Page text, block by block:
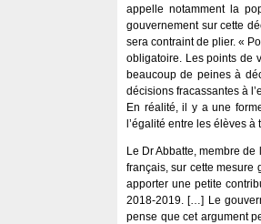
appelle notamment la
gouvernement sur cette
sera contraint de plier. «
obligatoire. Les points de
beaucoup de peines à
décisions fracassantes à
En réalité, il y a une
l’égalité entre les élèves
Le Dr Abbatte, membre
français, sur cette mesure
apporter une petite
2018-2019. […] Le
pense que cet argument